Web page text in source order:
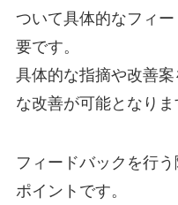
ついて具体的なフィ
要です。
具体的な指摘や改善
な改善が可能となりま
フィードバックを行
ポイントです。